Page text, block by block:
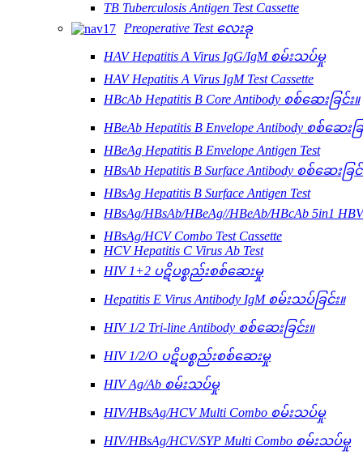
TB Tuberculosis Antigen Test Cassette
Preoperative Test လေးခု
HAV Hepatitis A Virus IgG/IgM စမ်းသပ်မှု
HAV Hepatitis A Virus IgM Test Cassette
HBcAb Hepatitis B Core Antibody စစ်ဆေးခြင်း။
HBeAb Hepatitis B Envelope Antibody စစ်ဆေးခ
HBeAg Hepatitis B Envelope Antigen Test
HBsAb Hepatitis B Surface Antibody စစ်ဆေးခြင်
HBsAg Hepatitis B Surface Antigen Test
HBsAg/HBsAb/HBeAg//HBeAb/HBcAb 5in1
HBsAg/HCV Combo Test Cassette
HCV Hepatitis C Virus Ab Test
HIV 1+2 ပဋိပစ္စည်းစစ်ဆေးမှု
Hepatitis E Virus Antibody IgM စမ်းသပ်ခြင်း။
HIV 1/2 Tri-line Antibody စစ်ဆေးခြင်း။
HIV 1/2/O ပဋိပစ္စည်းစစ်ဆေးမှု
HIV Ag/Ab စမ်းသပ်မှု
HIV/HBsAg/HCV Multi Combo စမ်းသပ်မှု
HIV/HBsAg/HCV/SYP Multi Combo စမ်းသပ်မှု